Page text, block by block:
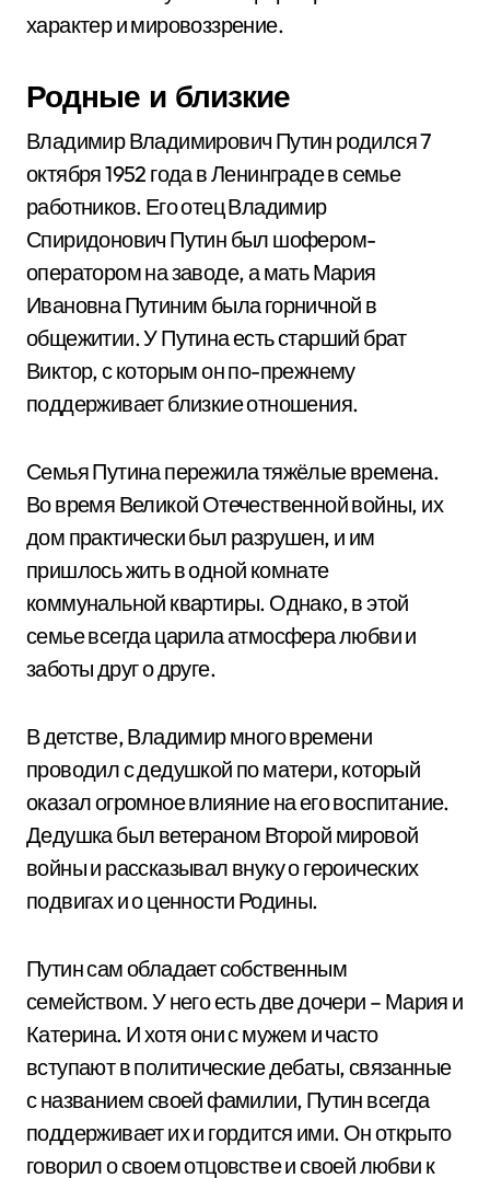
характер и мировоззрение.
Родные и близкие
Владимир Владимирович Путин родился 7
октября 1952 года в Ленинграде в семье
работников. Его отец Владимир
Спиридонович Путин был шофером-
оператором на заводе, а мать Мария
Ивановна Путиним была горничной в
общежитии. У Путина есть старший брат
Виктор, с которым он по-прежнему
поддерживает близкие отношения.
Семья Путина пережила тяжёлые времена.
Во время Великой Отечественной войны, их
дом практически был разрушен, и им
пришлось жить в одной комнате
коммунальной квартиры. Однако, в этой
семье всегда царила атмосфера любви и
заботы друг о друге.
В детстве, Владимир много времени
проводил с дедушкой по матери, который
оказал огромное влияние на его воспитание.
Дедушка был ветераном Второй мировой
войны и рассказывал внуку о героических
подвигах и о ценности Родины.
Путин сам обладает собственным
семейством. У него есть две дочери – Мария и
Катерина. И хотя они с мужем и часто
вступают в политические дебаты, связанные
с названием своей фамилии, Путин всегда
поддерживает их и гордится ими. Он открыто
говорил о своем отцовстве и своей любви к